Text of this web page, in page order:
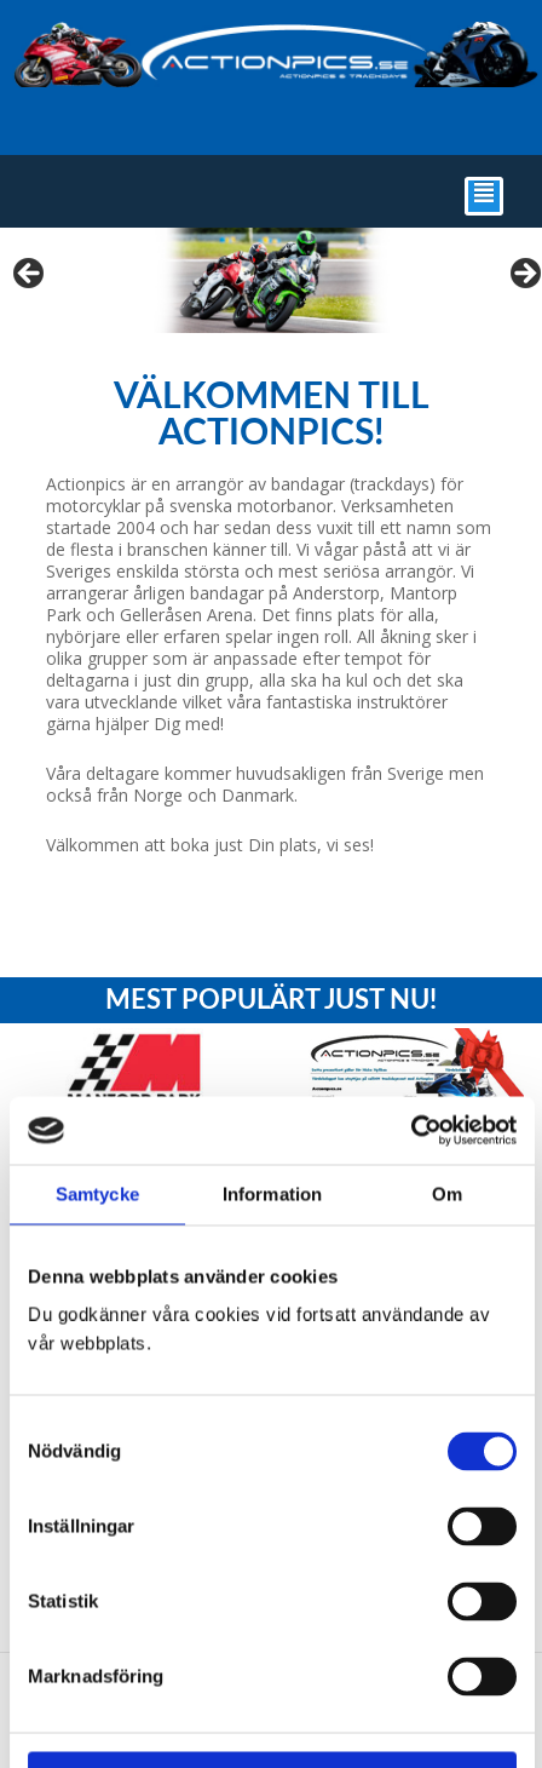
Samtycke Information Om
Denna webbplats använder cookies
Du godkänner våra cookies vid fortsatt användande av
vår webbplats.
Nödvändig
Inställningar
Statistik
Marknadsföring
²
VÄLKOMMEN TILL
ACTIONPICS!
Actionpics är en arrangör av bandagar (trackdays) för
motorcyklar på svenska motorbanor. Verksamheten
startade 2004 och har sedan dess vuxit till ett namn som
de flesta i branschen känner till. Vi vågar påstå att vi är
Sveriges enskilda största och mest seriösa arrangör. Vi
arrangerar årligen bandagar på Anderstorp, Mantorp
Park och Gelleråsen Arena. Det finns plats för alla,
nybörjare eller erfaren spelar ingen roll. All åkning sker i
olika grupper som är anpassade efter tempot för
deltagarna i just din grupp, alla ska ha kul och det ska
vara utvecklande vilket våra fantastiska instruktörer
gärna hjälper Dig med!
Våra deltagare kommer huvudsakligen från Sverige men
också från Norge och Danmark.
Välkommen att boka just Din plats, vi ses!
MEST POPULÄRT JUST NU!
MANTORP PARK 11-13
SEPTEMBER TRACKDAYS
& SÄSONGSAVSLUTNING
2.200kr – 6.000
SAMARBETSPARTNERS